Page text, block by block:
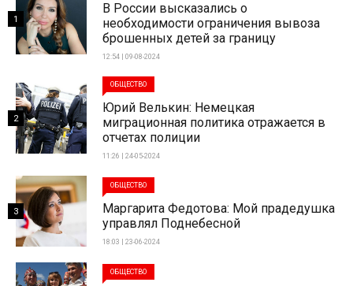
В России высказались о
необходимости ограничения вывоза
брошенных детей за границу
12:54 | 09-08-2024
1
ОБЩЕСТВО
Юрий Велькин: Немецкая
миграционная политика отражается в
отчетах полиции
11:26 | 24-05-2024
2
ОБЩЕСТВО
Маргарита Федотова: Мой прадедушка
управлял Поднебесной
18:03 | 23-06-2024
3
ОБЩЕСТВО